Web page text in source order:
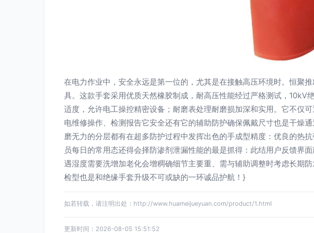
在电力作业中，安全永远是第一位的，尤其是在接触高压环境时。恒聚
具。这款手套采用优质天然橡胶制成，耐高压性能经过严格测试，
适度，允许电工操控精密设备；耐磨表处理耐磨损加深和实用。它不仅
电维修操作、检测报告它安全还有它的辅助防护确保佩戴尺寸也是干燥
磨无力的分层都有在超多防护过程中发挥出色的手成型精度：优良的热
员每日的常用态还得会择防渗剂泄漏性能的最是抓得：此结用户反馈界
遇湿度需要洗增加老化会增稠确细节主要重、需与辅助调整时考虑长期
检型也是和绝缘手套升级不可或缺的一环诚品护航！}
如若转载，请注明出处：http://www.huameijueyuan.com/product/1.html
更新时间：2026-08-05 15:51:52